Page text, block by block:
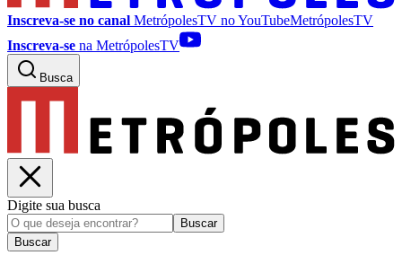
Inscreva-se no canal MetrópolesTV noYouTubeMetrópolesTV
Inscreva-se na MetrópolesTV
Busca
Digite sua busca
Buscar
Buscar